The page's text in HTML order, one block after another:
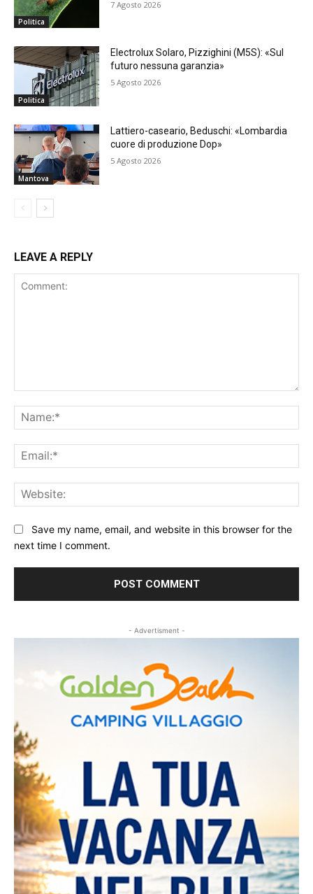
Politica
7 Agosto 2026
Politica
Electrolux Solaro, Pizzighini (M5S): «Sul
futuro nessuna garanzia»
5 Agosto 2026
Mantova
Lattiero-caseario, Beduschi: «Lombardia
cuore di produzione Dop»
5 Agosto 2026
LEAVE A REPLY
Save my name, email, and website in this browser for the
next time I comment.
- Advertisment -